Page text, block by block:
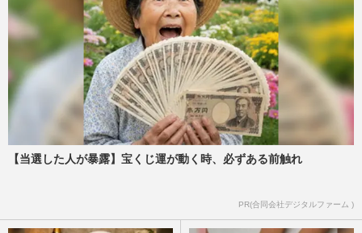
【当選した人が暴露】宝くじ運が動く時、必ずある前触れ
PR(合同会社デジタルファーム )